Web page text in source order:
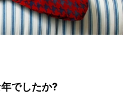
でしたか?